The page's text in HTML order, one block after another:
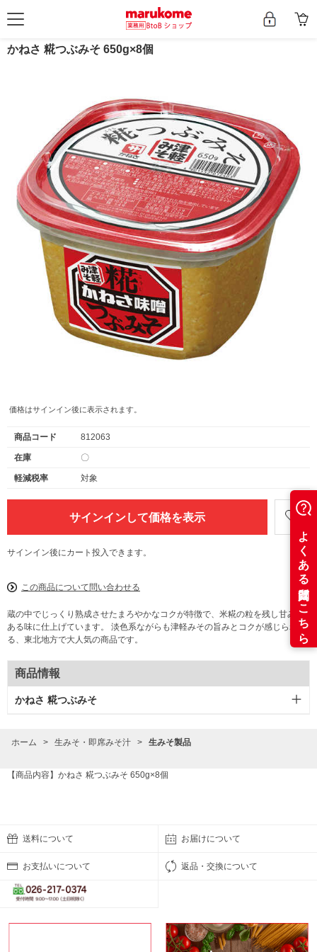
かねさ 糀つぶみそ 650g×8個
【商品内容】かねさ 糀つぶみそ 650g×8個
価格はサインイン後に表示されます。
商品コード 812063
在庫 〇
軽減税率 対象
サインインして価格を表示
サインイン後にカート投入できます。
この商品について問い合わせる
蔵の中でじっくり熟成させたまろやかなコクが特徴で、米糀の粒を残し甘みの
ある味に仕上げています。 淡色系ながらも津軽みその旨みとコクが感じられ
る、東北地方で大人気の商品です。
商品情報
かねさ 糀つぶみそ
ホーム > 生みそ・即席みそ汁 > 生みそ製品
送料について お届けについて
お支払いについて 返品・交換について